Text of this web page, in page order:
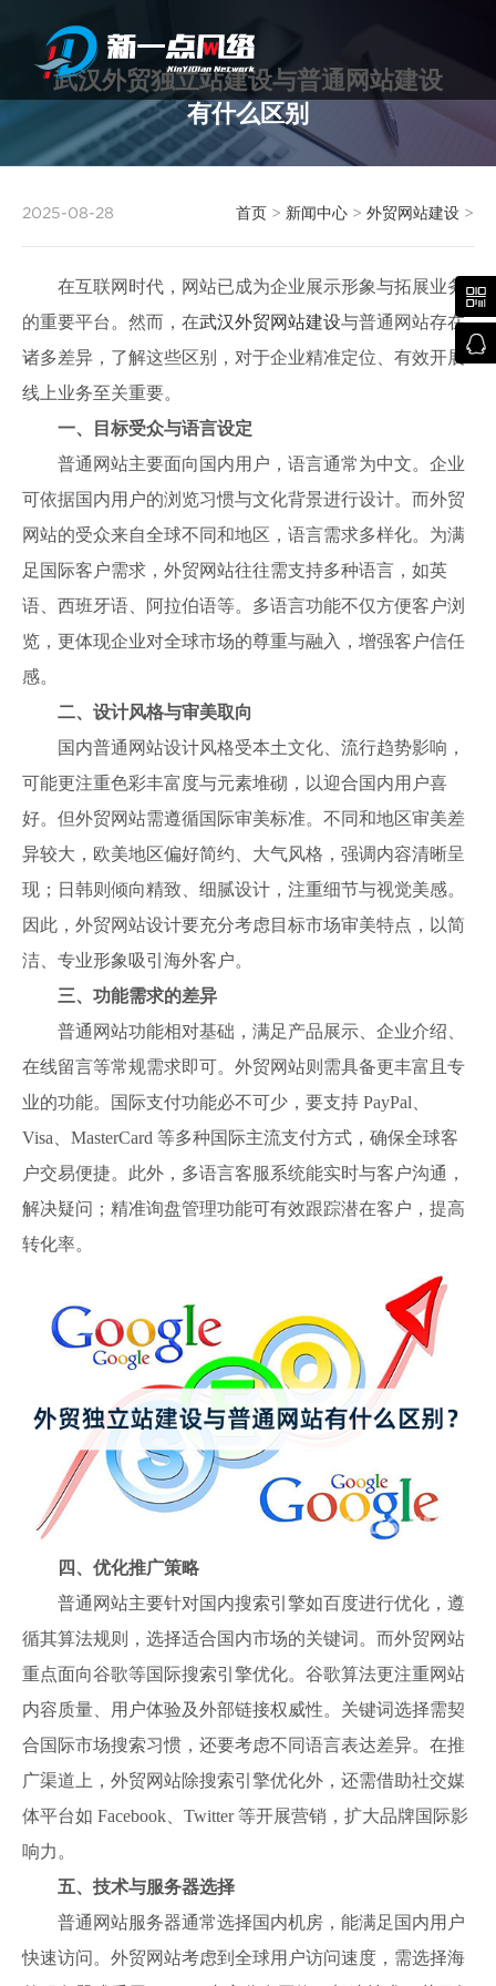
武汉外贸独立站建设与普通网站建设
有什么区别
2025-08-28 首页 > 新闻中心 > 外贸网站建设 >
在互联网时代，网站已成为企业展示形象与拓展业务
的重要平台。然而，在武汉外贸网站建设与普通网站存在
诸多差异，了解这些区别，对于企业精准定位、有效开展
线上业务至关重要。
一、目标受众与语言设定
普通网站主要面向国内用户，语言通常为中文。企业
可依据国内用户的浏览习惯与文化背景进行设计。而外贸
网站的受众来自全球不同和地区，语言需求多样化。为满
足国际客户需求，外贸网站往往需支持多种语言，如英
语、西班牙语、阿拉伯语等。多语言功能不仅方便客户浏
览，更体现企业对全球市场的尊重与融入，增强客户信任
感。
二、设计风格与审美取向
国内普通网站设计风格受本土文化、流行趋势影响，
可能更注重色彩丰富度与元素堆砌，以迎合国内用户喜
好。但外贸网站需遵循国际审美标准。不同和地区审美差
异较大，欧美地区偏好简约、大气风格，强调内容清晰呈
现；日韩则倾向精致、细腻设计，注重细节与视觉美感。
因此，外贸网站设计要充分考虑目标市场审美特点，以简
洁、专业形象吸引海外客户。
三、功能需求的差异
普通网站功能相对基础，满足产品展示、企业介绍、
在线留言等常规需求即可。外贸网站则需具备更丰富且专
业的功能。国际支付功能必不可少，要支持 PayPal、
Visa、MasterCard 等多种国际主流支付方式，确保全球客
户交易便捷。此外，多语言客服系统能实时与客户沟通，
解决疑问；精准询盘管理功能可有效跟踪潜在客户，提高
转化率。
四、优化推广策略
普通网站主要针对国内搜索引擎如百度进行优化，遵
循其算法规则，选择适合国内市场的关键词。而外贸网站
重点面向谷歌等国际搜索引擎优化。谷歌算法更注重网站
内容质量、用户体验及外部链接权威性。关键词选择需契
合国际市场搜索习惯，还要考虑不同语言表达差异。在推
广渠道上，外贸网站除搜索引擎优化外，还需借助社交媒
体平台如 Facebook、Twitter 等开展营销，扩大品牌国际影
响力。
五、技术与服务器选择
普通网站服务器通常选择国内机房，能满足国内用户
快速访问。外贸网站考虑到全球用户访问速度，需选择海

